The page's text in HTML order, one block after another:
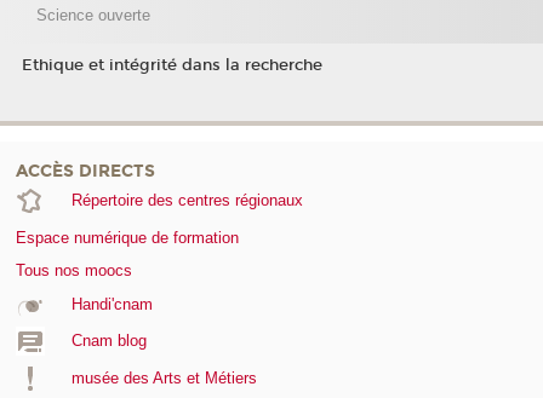
Science ouverte
Ethique et intégrité dans la recherche
ACCÈS DIRECTS
Répertoire des centres régionaux
Espace numérique de formation
Tous nos moocs
Handi'cnam
Cnam blog
musée des Arts et Métiers